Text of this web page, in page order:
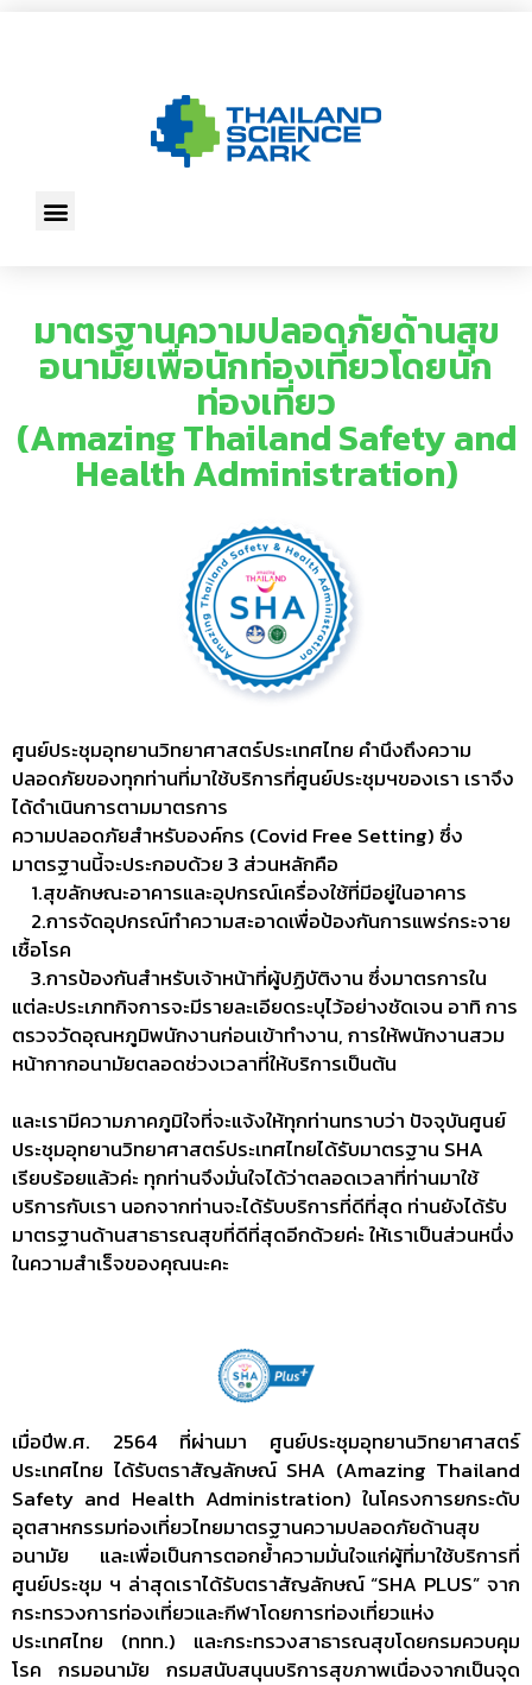
มาตรฐานความปลอดภัยด้านสุข
อนามัยเพื่อนักท่องเที่ยวโดยนัก
ท่องเที่ยว
(Amazing Thailand Safety and
Health Administration)
ศูนย์ประชุมอุทยานวิทยาศาสตร์ประเทศไทย คำนึงถึงความ
ปลอดภัยของทุกท่านที่มาใช้บริการที่ศูนย์ประชุมฯของเรา เราจึง
ได้ดำเนินการตามมาตรการ
ความปลอดภัยสําหรับองค์กร (Covid Free Setting) ซึ่ง
มาตรฐานนี้จะประกอบด้วย 3 ส่วนหลักคือ
1.สุขลักษณะอาคารและอุปกรณ์เครื่องใช้ที่มีอยู่ในอาคาร
2.การจัดอุปกรณ์ทำความสะอาดเพื่อป้องกันการแพร่กระจาย
เชื้อโรค
3.การป้องกันสำหรับเจ้าหน้าที่ผู้ปฏิบัติงาน ซึ่งมาตรการใน
แต่ละประเภทกิจการจะมีรายละเอียดระบุไว้อย่างชัดเจน อาทิ การ
ตรวจวัดอุณหภูมิพนักงานก่อนเข้าทำงาน, การให้พนักงานสวม
หน้ากากอนามัยตลอดช่วงเวลาที่ให้บริการเป็นต้น
และเรามีความภาคภูมิใจที่จะแจ้งให้ทุกท่านทราบว่า ปัจจุบันศูนย์
ประชุมอุทยานวิทยาศาสตร์ประเทศไทยได้รับมาตรฐาน SHA
เรียบร้อยแล้วค่ะ ทุกท่านจึงมั่นใจได้ว่าตลอดเวลาที่ท่านมาใช้
บริการกับเรา นอกจากท่านจะได้รับบริการที่ดีที่สุด ท่านยังได้รับ
มาตรฐานด้านสาธารณสุขที่ดีที่สุดอีกด้วยค่ะ ให้เราเป็นส่วนหนึ่ง
ในความสำเร็จของคุณนะคะ
เมื่อปีพ.ศ. 2564 ที่ผ่านมา ศูนย์ประชุมอุทยานวิทยาศาสตร์
ประเทศไทย ได้รับตราสัญลักษณ์ SHA (Amazing Thailand
Safety and Health Administration) ในโครงการยกระดับ
อุตสาหกรรมท่องเที่ยวไทยมาตรฐานความปลอดภัยด้านสุข
อนามัย และเพื่อเป็นการตอกย้ำความมั่นใจแก่ผู้ที่มาใช้บริการที่
ศูนย์ประชุม ฯ ล่าสุดเราได้รับตราสัญลักษณ์ “SHA PLUS” จาก
กระทรวงการท่องเที่ยวและกีฬาโดยการท่องเที่ยวแห่ง
ประเทศไทย (ททท.) และกระทรวงสาธารณสุขโดยกรมควบคุม
โรค กรมอนามัย กรมสนับสนุนบริการสุขภาพเนื่องจากเป็นจุด